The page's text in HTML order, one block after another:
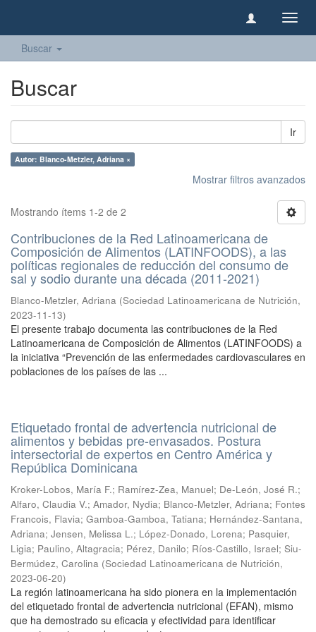
Buscar
Buscar
Ir
Autor: Blanco-Metzler, Adriana ×
Mostrar filtros avanzados
Mostrando ítems 1-2 de 2
Contribuciones de la Red Latinoamericana de
Composición de Alimentos (LATINFOODS), a las
políticas regionales de reducción del consumo de
sal y sodio durante una década (2011-2021)
Blanco-Metzler, Adriana (Sociedad Latinoamericana de Nutrición,
2023-11-13)
El presente trabajo documenta las contribuciones de la Red
Latinoamericana de Composición de Alimentos (LATINFOODS) a
la iniciativa “Prevención de las enfermedades cardiovasculares en
poblaciones de los países de las ...
Etiquetado frontal de advertencia nutricional de
alimentos y bebidas pre-envasados. Postura
intersectorial de expertos en Centro América y
República Dominicana
Kroker-Lobos, María F.; Ramírez-Zea, Manuel; De-León, José R.;
Alfaro, Claudia V.; Amador, Nydia; Blanco-Metzler, Adriana; Fontes
Francois, Flavia; Gamboa-Gamboa, Tatiana; Hernández-Santana,
Adriana; Jensen, Melissa L.; López-Donado, Lorena; Pasquier,
Ligia; Paulino, Altagracia; Pérez, Danilo; Ríos-Castillo, Israel; Siu-
Bermúdez, Carolina (Sociedad Latinoamericana de Nutrición,
2023-06-20)
La región latinoamericana ha sido pionera en la implementación
del etiquetado frontal de advertencia nutricional (EFAN), mismo
que ha demostrado su eficacia y efectividad para identificar